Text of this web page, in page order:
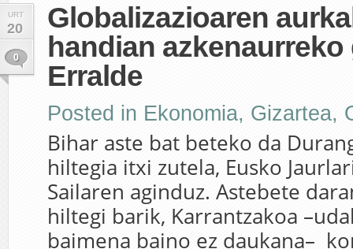
URT
20
0
Globalizazioaren
handian azkenaurreko
Erralde
Posted in Ekonomia, Gizartea,
Bihar aste bat beteko da
hiltegia itxi zutela, Eusko
Sailaren aginduz. Astebete
hiltegi barik, Karrantzakoa
baimena baino ez daukana–